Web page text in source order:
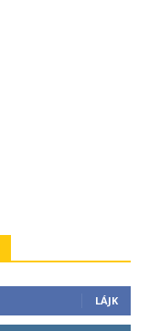
LÁJK